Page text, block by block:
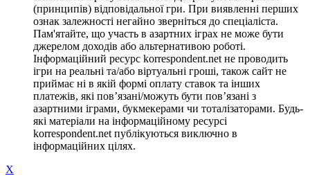
(принципів) відповідальної гри. При виявленні перших
ознак залежності негайно зверніться до спеціаліста.
Пам'ятайте, що участь в азартних іграх не може бути
джерелом доходів або альтернативою роботі.
Інформаційний ресурс korrespondent.net не проводить
ігри на реальні та/або віртуальні гроші, також сайт не
приймає ні в якій формі оплату ставок та інших
платежів, які пов’язані/можуть бути пов’язані з
азартними іграми, букмекерами чи тоталізаторами. Будь-
які матеріали на інформаційному ресурсі
korrespondent.net публікуються виключно в
інформаційних цілях.
X